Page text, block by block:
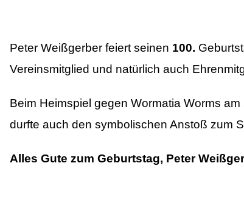
Peter Weißgerber feiert seinen 100.
Vereinsmitglied und natürlich auch
Beim Heimspiel gegen Wormatia Worms
durfte auch den symbolischen Anstoß zum
Alles Gute zum Geburtstag, Peter